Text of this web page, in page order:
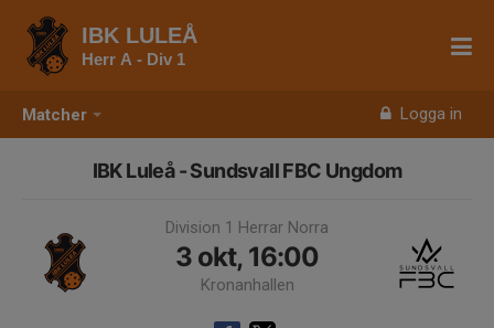
Matcher Logga in
IBK LULEÅ
Herr A - Div 1
IBK Luleå - Sundsvall FBC Ungdom
Division 1 Herrar Norra
3 okt, 16:00
Kronanhallen